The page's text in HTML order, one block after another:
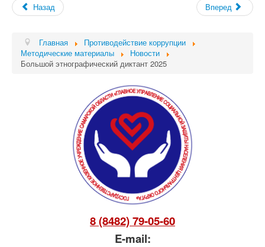
Назад Вперед
Главная
Противодействие коррупции
Методические материалы
Новости
Большой этнографический диктант 2025
8 (8482) 79-05-60
E-mail: